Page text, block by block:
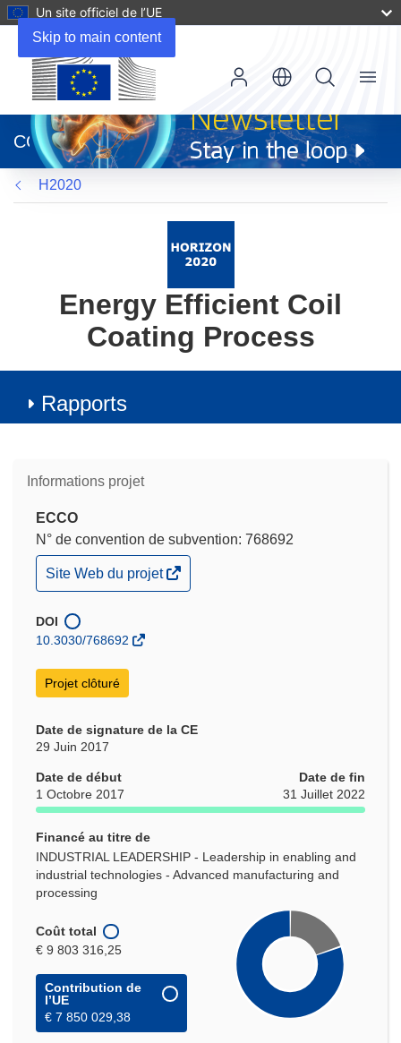
Skip to main content
Un site officiel de l’UE
dans
une
nouvelle
fenêtre)
CORDIS
Menu
H2020
Energy Efficient Coil
Coating Process
Rapports
Informations projet
ECCO
N° de convention de subvention: 768692
(s’ouvre
dans
nouvelle
fenêtre)
Site Web du projet
DOI
10.3030/768692
Projet clôturé
Date de signature de la CE
29 Juin 2017
Date de début
1 Octobre 2017
Date de fin
31 Juillet 2022
Financé au titre de
INDUSTRIAL LEADERSHIP - Leadership in enabling and
industrial technologies - Advanced manufacturing and
processing
Coût total
€ 9 803 316,25
Contribution de
l’UE
€ 7 850 029,38